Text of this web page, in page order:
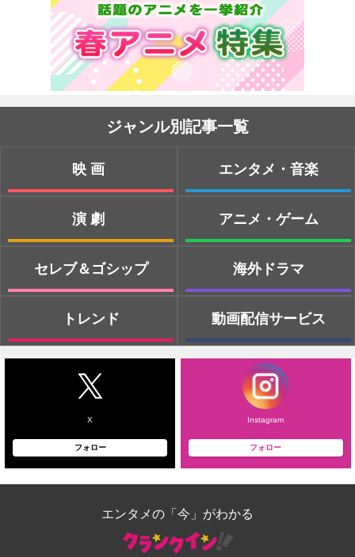
ジャンル別記事一覧
映画
演劇
セレブ＆ゴシップ
トレンド
エンタメ・音楽
アニメ・ゲーム
海外ドラマ
動画配信サービス
X
フォロー
Instagram
フォロー
エンタメの「今」がわかる